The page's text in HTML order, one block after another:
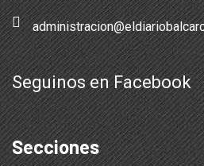
Seguinos en Facebook
Secciones